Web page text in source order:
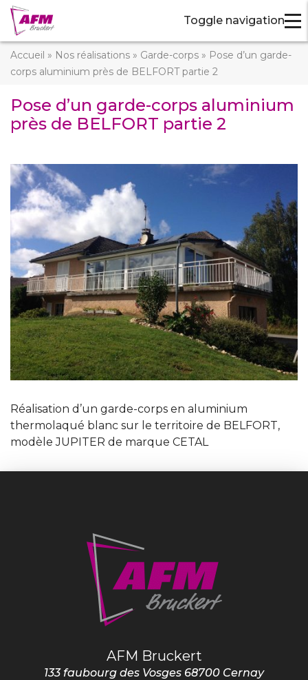
Toggle navigation
Accueil » Nos réalisations » Garde-corps » Pose d’un garde-
corps aluminium près de BELFORT partie 2
Pose d’un garde-corps aluminium
près de BELFORT partie 2
Réalisation d’un garde-corps en aluminium
thermolaqué blanc sur le territoire de BELFORT,
modèle JUPITER de marque CETAL
AFM Bruckert
133 faubourg des Vosges 68700 Cernay